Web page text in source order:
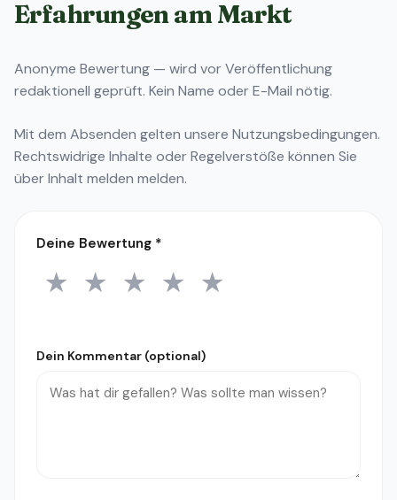
Erfahrungen am Markt
Anonyme Bewertung — wird vor Veröffentlichung
redaktionell geprüft. Kein Name oder E-Mail nötig.
Mit dem Absenden gelten unsere Nutzungsbedingungen.
Rechtswidrige Inhalte oder Regelverstöße können Sie
überInhalt melden melden.
Deine Bewertung *
1 Stern
★ 2 Sterne
★ 3 Sterne
★ 4 Sterne
★ 5 Sterne
★
Dein Kommentar (optional)